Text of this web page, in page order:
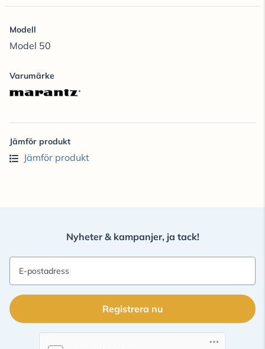
Modell
Model 50
Varumärke
Jämför produkt
Jämför produkt
Nyheter & kampanjer, ja tack!
E-postadress
Registrera nu